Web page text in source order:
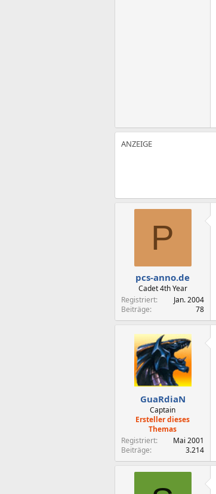
P
pcs-anno.de
Cadet 4th Year
Registriert
Jan. 2004
Beiträge
78
GuaRdiaN
Captain
Ersteller dieses
Themas
Registriert
Mai 2001
Beiträge
3.214